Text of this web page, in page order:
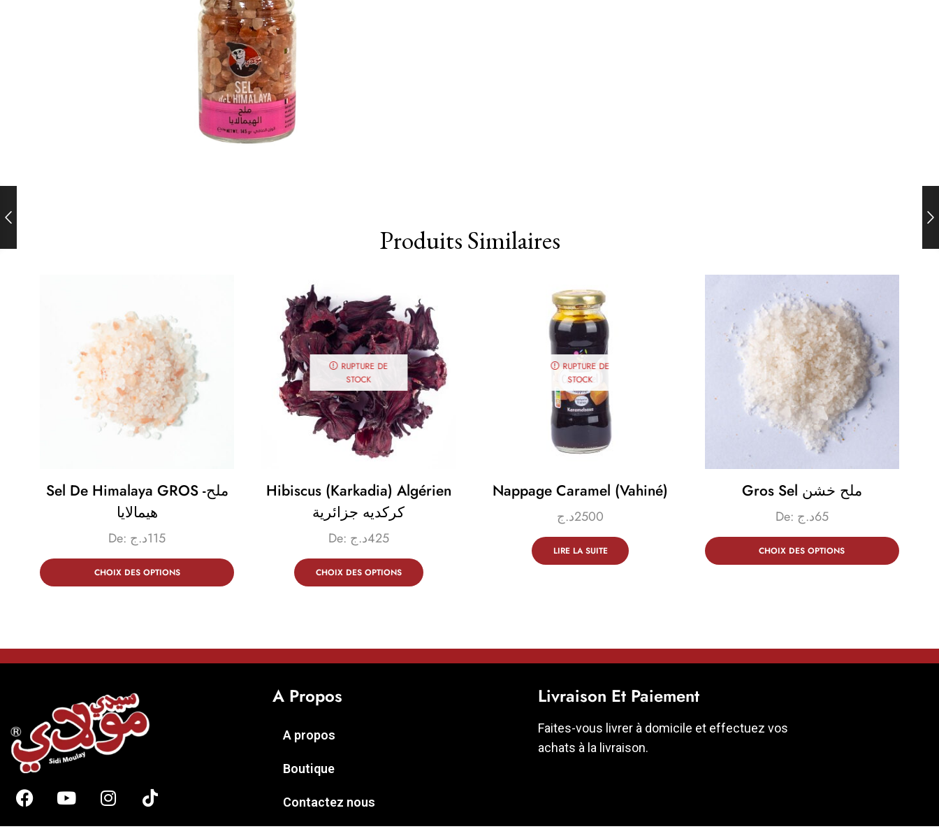
Produits Similaires
Sel De Himalaya GROS -ملح
هيمالايا
De: 115د.ج
CHOIX DES OPTIONS
RUPTURE DE
STOCK
Hibiscus (karkadia) Algérien
كركديه جزائرية
De: 425د.ج
CHOIX DES OPTIONS
RUPTURE DE
STOCK
Nappage Caramel (Vahiné)
2500د.ج
LIRE LA SUITE
Gros Sel ملح خشن
De: 65د.ج
CHOIX DES OPTIONS
A Propos
A propos
Boutique
Contactez nous
Livraison Et Paiement
Faites-vous livrer à domicile et effectuez vos
achats à la livraison.